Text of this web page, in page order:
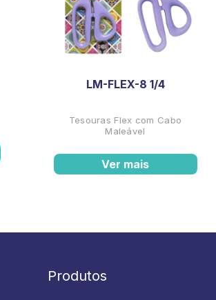
LM-FLEX-8 1/4
Tesouras Flex com Cabo
Maleável
Ver mais
Produtos